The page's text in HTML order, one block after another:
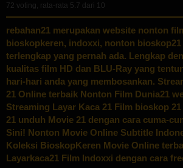
72 voting, rata-rata 5.7 dari 10
rebahan21 merupakan website nonton
bioskopkeren, indoxxi, nonton
terlengkap yang pernah ada. Lengkap
kualitas film HD dan BLU-Ray yang
hari-hari anda yang membosankan.
21 Online terbaik Nonton Film Dunia21
Streaming Layar Kaca 21 Film bioskop
21 unduh Movie 21 dengan cara cuma-
Sini! Nonton Movie Online Subtitle
Koleksi BioskopKeren Movie Online
Layarkaca21 Film Indoxxi dengan cara